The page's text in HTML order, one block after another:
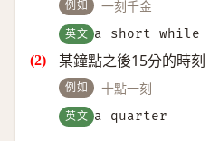
例如 一刻千金
英文 a short while
某鐘點之後15分的時刻
例如 十點一刻
英文 a quarter